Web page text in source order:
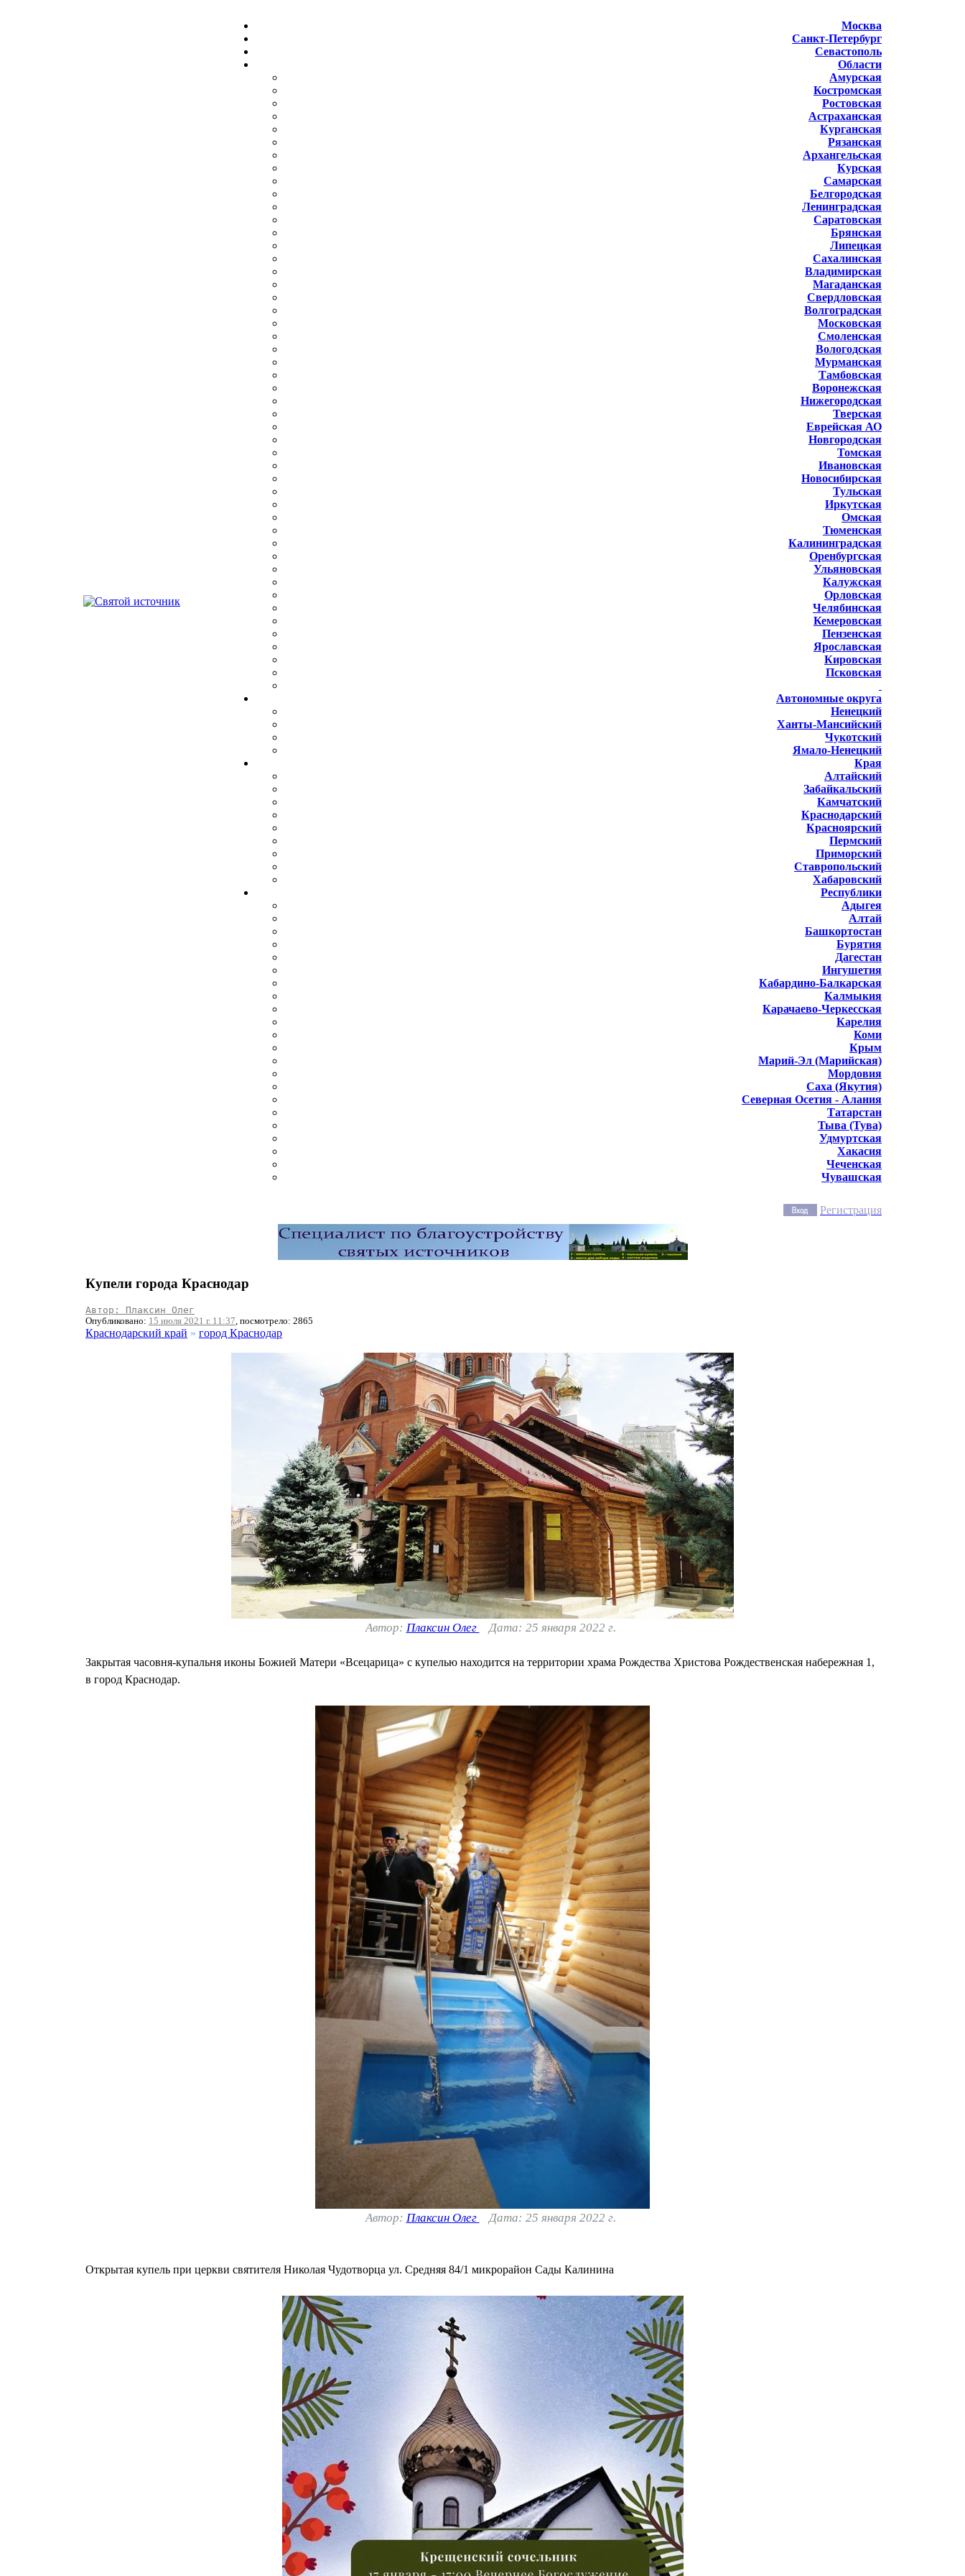
Москва
Санкт-Петербург
Севастополь
Области
Амурская
Костромская
Ростовская
Астраханская
Курганская
Рязанская
Архангельская
Курская
Самарская
Белгородская
Ленинградская
Саратовская
Брянская
Липецкая
Сахалинская
Владимирская
Магаданская
Свердловская
Волгоградская
Московская
Смоленская
Вологодская
Мурманская
Тамбовская
Воронежская
Нижегородская
Тверская
Еврейская АО
Новгородская
Томская
Ивановская
Новосибирская
Тульская
Иркутская
Омская
Тюменская
Калининградская
Оренбургская
Ульяновская
Калужская
Орловская
Челябинская
Кемеровская
Пензенская
Ярославская
Кировская
Псковская
Автономные округа
Ненецкий
Ханты-Мансийский
Чукотский
Ямало-Ненецкий
Края
Алтайский
Забайкальский
Камчатский
Краснодарский
Красноярский
Пермский
Приморский
Ставропольский
Хабаровский
Республики
Адыгея
Алтай
Башкортостан
Бурятия
Дагестан
Ингушетия
Кабардино-Балкарская
Калмыкия
Карачаево-Черкесская
Карелия
Коми
Крым
Марий-Эл (Марийская)
Мордовия
Саха (Якутия)
Северная Осетия - Алания
Татарстан
Тыва (Тува)
Удмуртская
Хакасия
Чеченская
Чувашская
Регистрация
Купели города Краснодар
Автор: Плаксин Олег
Опубликовано: 15 июля 2021 г. 11:37, посмотрело: 2865
Краснодарский край » город Краснодар
Автор: Плаксин Олег Дата: 25 января 2022 г.
Закрытая часовня-купальня иконы Божией Матери «Всецарица» с купелью находится на территории храма Рождества Христова Рождественская набережная 1,
в город Краснодар.
Автор: Плаксин Олег Дата: 25 января 2022 г.
Открытая купель при церкви святителя Николая Чудотворца ул. Средняя 84/1 микрорайон Сады Калинина